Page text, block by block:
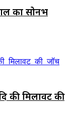
का सोनभद्र
की मिलावट की